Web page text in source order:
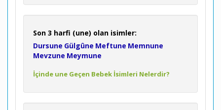
Son 3 harfi (une) olan isimler:
Dursune Gülgûne Meftune Memnune
Mevzune Meymune
İçinde une Geçen Bebek İsimleri Nelerdir?